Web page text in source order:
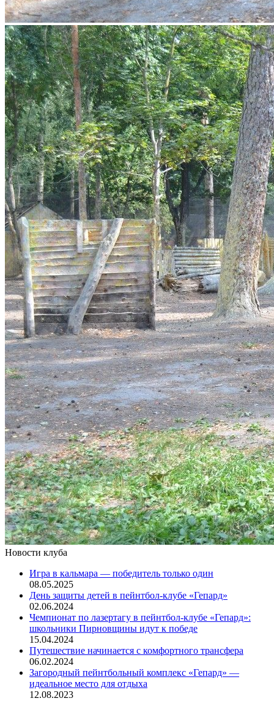
Новости клуба
Игра в кальмара — победитель только один
08.05.2025
День защиты детей в пейнтбол-клубе «Гепард»
02.06.2024
Чемпионат по лазертагу в пейнтбол-клубе «Гепард»:
школьники Пирновщины идут к победе
15.04.2024
Путешествие начинается с комфортного трансфера
06.02.2024
Загородный пейнтбольный комплекс «Гепард» —
идеальное место для отдыха
12.08.2023